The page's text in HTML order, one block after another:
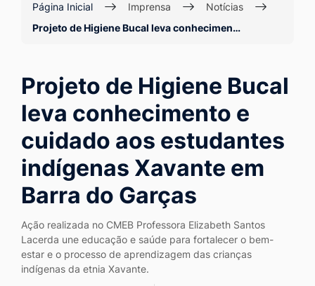
busca
para
o
rodapé
[alt+4]
Página Inicial Imprensa
Notícias
Projeto de Higiene Bucal leva conhecimen…
Projeto de Higiene Bucal
leva conhecimento e
cuidado aos estudantes
indígenas Xavante em
Barra do Garças
Ação realizada no CMEB Professora Elizabeth Santos
Lacerda une educação e saúde para fortalecer o bem-
estar e o processo de aprendizagem das crianças
indígenas da etnia Xavante.